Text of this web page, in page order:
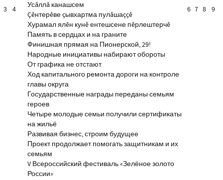
3 4
Усăллă канашсем
Çĕнтерĕве çывхартма пулăшаççĕ
Хурамал ялĕн кунĕ ентешсене пĕрлештерчĕ
Память в сердцах и на граните
Финишная прямая на Пионерской, 29!
Народные инициативы набирают обороты
От графика не отстают
Ход капитального ремонта дороги на контроле
главы округа
Государственные награды переданы семьям
героев
Четыре молодые семьи получили сертификаты
на жильё
Развивая бизнес, строим будущее
Проект продолжает помогать защитникам и их
семьям
V Всероссийский фестиваль «Зелёное золото
России»
6 7 8 9